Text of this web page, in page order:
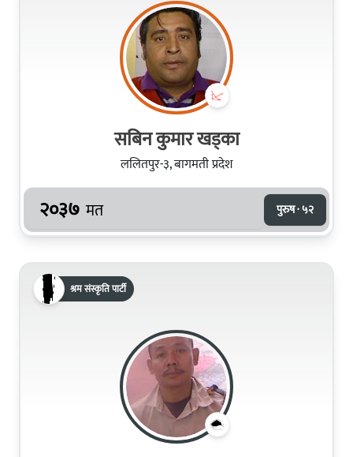
सबिन कुमार खड्का
ललितपुर-३, बागमती प्रदेश
२०३७ मत पुरुष · ५२
श्रम संस्कृति पार्टी